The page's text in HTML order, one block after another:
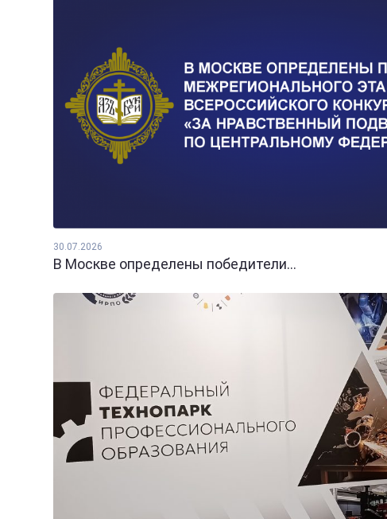
30.07.2026
В Москве определены победители...